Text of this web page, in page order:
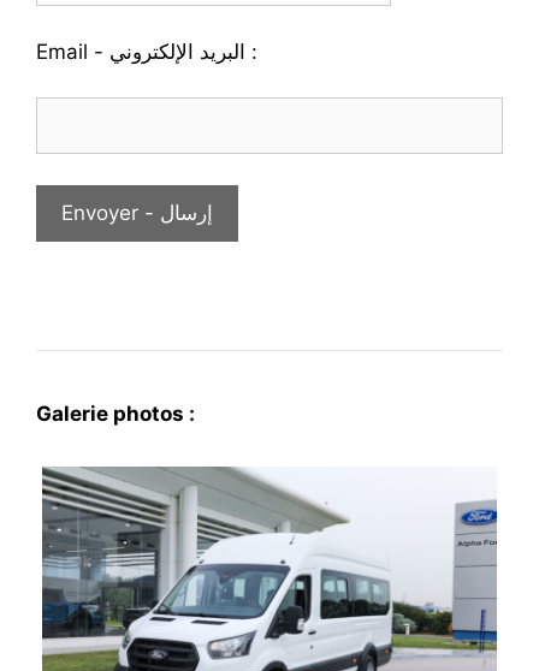
Email - البريد الإلكتروني :
Galerie photos :